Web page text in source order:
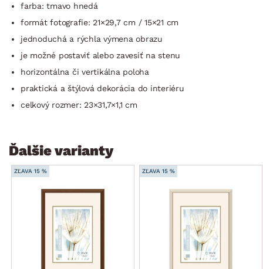
farba: tmavo hnedá
formát fotografie: 21×29,7 cm / 15×21 cm
jednoduchá a rýchla výmena obrazu
je možné postaviť alebo zavesiť na stenu
horizontálna či vertikálna poloha
praktická a štýlová dekorácia do interiéru
celkový rozmer: 23×31,7×1,1 cm
Ďalšie varianty
ZĽAVA 15 % ZĽAVA 15 %